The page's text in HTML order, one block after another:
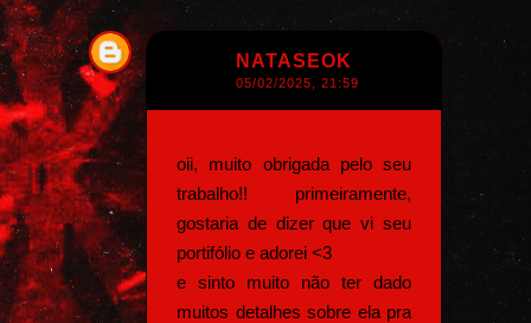
NATASEOK
05/02/2025, 21:59
oii, muito obrigada pelo seu
trabalho!! primeiramente,
gostaria de dizer que vi seu
portifólio e adorei <3
e sinto muito não ter dado
muitos detalhes sobre ela pra